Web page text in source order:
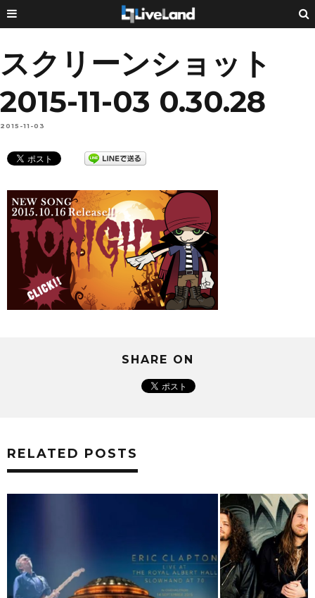
スクリーンショット
2015-11-03 0.30.28
2015-11-03
SHARE ON
RELATED POSTS